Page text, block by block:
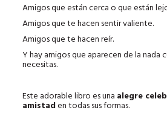
Amigos que están cerca o que están
Amigos que te hacen sentir valiente.
Amigos que te hacen reír.
Y hay amigos que aparecen de la nada
necesitas.
Este adorable libro es una alegre
amistaden todas sus formas.